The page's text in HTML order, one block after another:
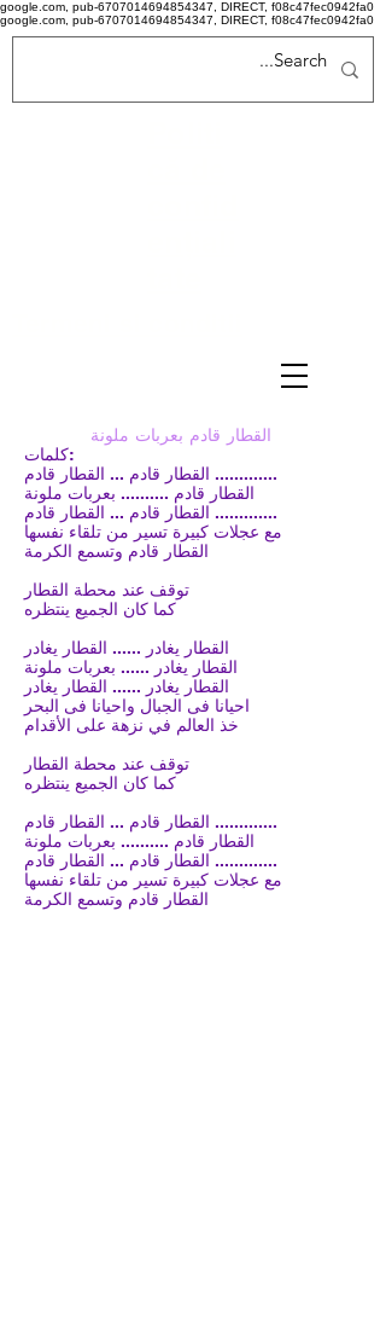
google.com, pub-6707014694854347, DIRECT, f08c47fec0942fa0
google.com, pub-6707014694854347, DIRECT, f08c47fec0942fa0
القطار قادم بعربات ملونة
كلمات:
القطار قادم ... القطار قادم .............
القطار قادم .......... بعربات ملونة
القطار قادم ... القطار قادم .............
مع عجلات كبيرة تسير من تلقاء نفسها
القطار قادم وتسمع الكرمة
توقف عند محطة القطار
كما كان الجميع ينتظره
القطار يغادر ...... القطار يغادر
القطار يغادر ...... بعربات ملونة
القطار يغادر ...... القطار يغادر
احيانا فى الجبال واحيانا فى البحر
خذ العالم في نزهة على الأقدام
توقف عند محطة القطار
كما كان الجميع ينتظره
القطار قادم ... القطار قادم .............
القطار قادم .......... بعربات ملونة
القطار قادم ... القطار قادم .............
مع عجلات كبيرة تسير من تلقاء نفسها
القطار قادم وتسمع الكرمة